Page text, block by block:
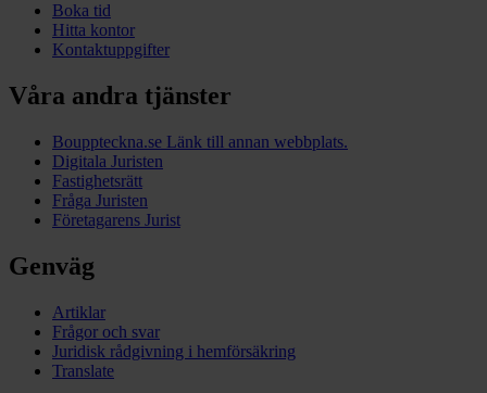
Boka tid
Hitta kontor
Kontaktuppgifter
Våra andra tjänster
Bouppteckna.se Länk till annan webbplats.
Digitala Juristen
Fastighetsrätt
Fråga Juristen
Företagarens Jurist
Genväg
Artiklar
Frågor och svar
Juridisk rådgivning i hemförsäkring
Translate